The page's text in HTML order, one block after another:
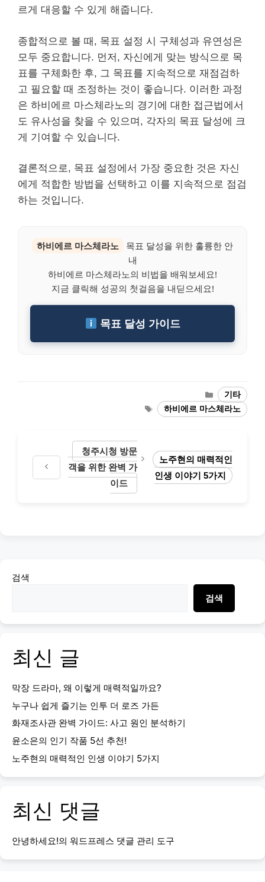
르게 대응할 수 있게 해줍니다.
종합적으로 볼 때, 목표 설정 시 구체성과 유연성은
모두 중요합니다. 먼저, 자신에게 맞는 방식으로 목
표를 구체화한 후, 그 목표를 지속적으로 재점검하
고 필요할 때 조정하는 것이 좋습니다. 이러한 과정
은 하비에르 마스체라노의 경기에 대한 접근법에서
도 유사성을 찾을 수 있으며, 각자의 목표 달성에 크
게 기여할 수 있습니다.
결론적으로, 목표 설정에서 가장 중요한 것은 자신
에게 적합한 방법을 선택하고 이를 지속적으로 점검
하는 것입니다.
하비에르 마스체라노
목표 달성을 위한 훌륭한 안
내
하비에르 마스체라노의 비법을 배워보세요!
지금 클릭해 성공의 첫걸음을 내딛으세요!
목표 달성 가이드
Categories
기타
Tags
하비에르 마스체라노
청주시청 방문
객을 위한 완벽 가
이드
노주현의 매력적인
인생 이야기 5가지
검색
검색
최신 글
막장 드라마, 왜 이렇게 매력적일까요?
누구나 쉽게 즐기는 인투 더 로즈 가든
화재조사관 완벽 가이드: 사고 원인 분석하기
윤소은의 인기 작품 5선 추천!
노주현의 매력적인 인생 이야기 5가지
최신 댓글
안녕하세요!의 워드프레스 댓글 관리 도구